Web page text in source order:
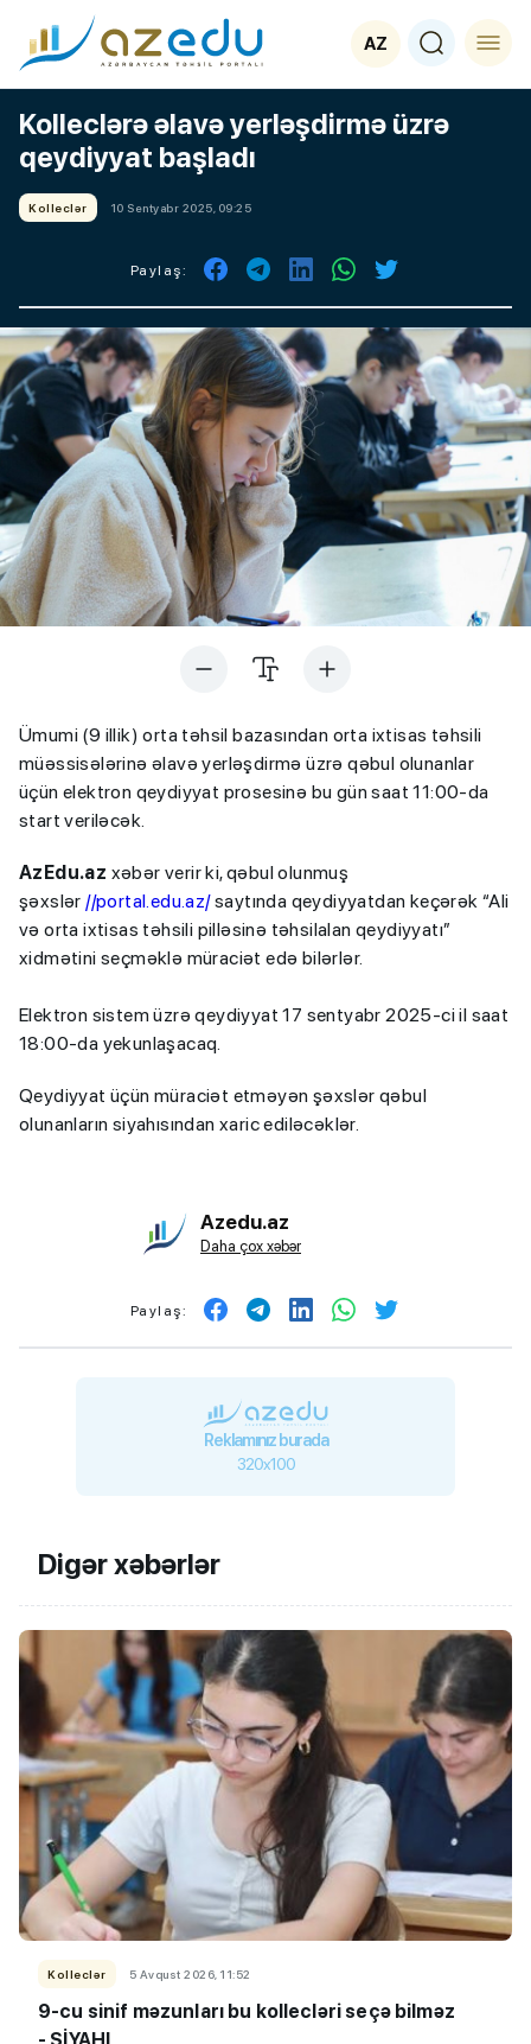
AZ
Kolleclərə əlavə yerləşdirmə üzrə
qeydiyyat başladı
Kolleclər 10 Sentyabr 2025, 09:25
Paylaş:
Ümumi (9 illik) orta təhsil bazasından orta ixtisas təhsili
müəssisələrinə əlavə yerləşdirmə üzrə qəbul olunanlar
üçün elektron qeydiyyat prosesinə bu gün saat 11:00-da
start veriləcək.
AzEdu.az xəbər verir ki, qəbul olunmuş
şəxslər//portal.edu.az/saytında qeydiyyatdan keçərək “Ali
və orta ixtisas təhsili pilləsinə təhsilalan qeydiyyatı”
xidmətini seçməklə müraciət edə bilərlər.
Elektron sistem üzrə qeydiyyat 17 sentyabr 2025-ci il saat
18:00-da yekunlaşacaq.
Qeydiyyat üçün müraciət etməyən şəxslər qəbul
olunanların siyahısından xaric ediləcəklər.
Azedu.az
Daha çox xəbər
Paylaş:
Reklamınız burada
320x100
Digər xəbərlər
Kolleclər 5 Avqust 2026, 11:52
9-cu sinif məzunları bu kollecləri seçə bilməz